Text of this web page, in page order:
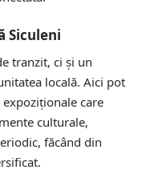
Siculeni
tranzit, ci și un
locală. Aici pot
care
culturale,
făcând din